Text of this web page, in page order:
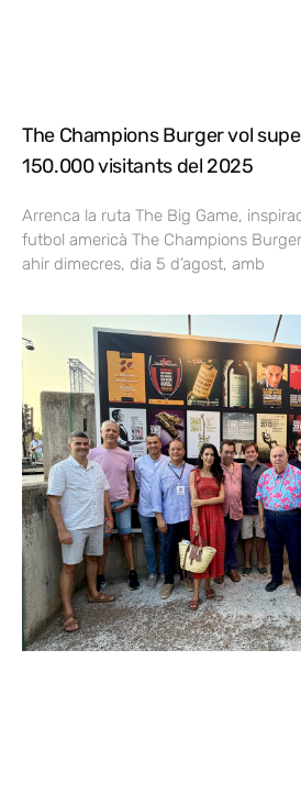
The Champions Burger vol
150.000 visitants del 2025
Arrenca la ruta The Big Game,
futbol americà The Champions
ahir dimecres, dia 5 d’agost, amb